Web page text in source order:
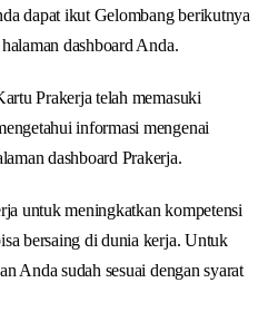
dapat ikut Gelombang berikutnya
dashboard Anda.
Prakerja telah memasuki
informasi mengenai
dashboard Prakerja.
untuk meningkatkan kompetensi
bersaing di dunia kerja. Untuk
Anda sudah sesuai dengan syarat